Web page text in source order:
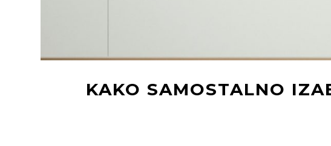
KAKO SAMOSTALNO